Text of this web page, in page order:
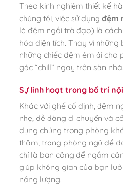
Theo kinh nghiệm thiết kế
chúng tôi, việc sử dụng đệm
là đệm ngồi trà đạo) là
hóa diện tích. Thay vì những
những chiếc đệm êm ái cho
góc “chill” ngay trên sàn nhà.
Sự linh hoạt trong bố trí
Khác với ghế cố định, đệm
nhẹ, dễ dàng di chuyển và
dụng chúng trong phòng
thăm, trong phòng ngủ để
chí là ban công để ngắm
giúp không gian của bạn
năng lượng.